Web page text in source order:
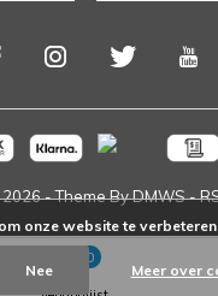
2026- Theme ByDMWS-
0
onze website te
Nee Meer over